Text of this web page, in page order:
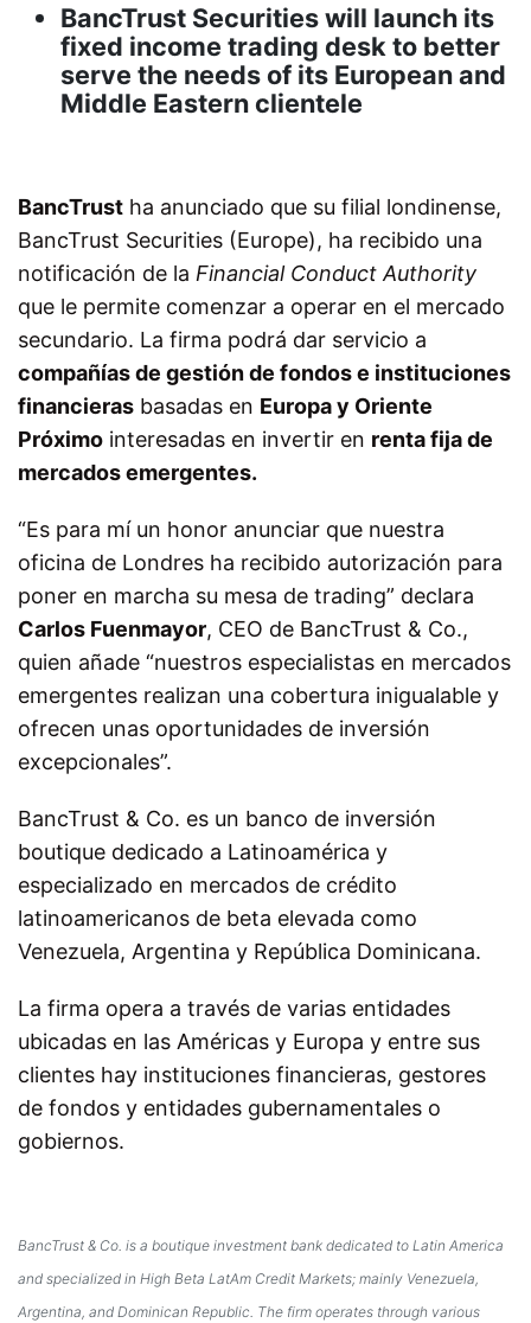
BancTrust Securities will launch its
fixed income trading desk to better
serve the needs of its European and
Middle Eastern clientele
BancTrust ha anunciado que su filial londinense,
BancTrust Securities (Europe), ha recibido una
notificación de la Financial Conduct Authority
que le permite comenzar a operar en el mercado
secundario. La firma podrá dar servicio a
compañías de gestión de fondos e instituciones
financieras basadas en Europa y Oriente
Próximo interesadas en invertir en renta fija de
mercados emergentes.
“Es para mí un honor anunciar que nuestra
oficina de Londres ha recibido autorización para
poner en marcha su mesa de trading” declara
Carlos Fuenmayor, CEO de BancTrust & Co.,
quien añade “nuestros especialistas en mercados
emergentes realizan una cobertura inigualable y
ofrecen unas oportunidades de inversión
excepcionales”.
BancTrust & Co. es un banco de inversión
boutique dedicado a Latinoamérica y
especializado en mercados de crédito
latinoamericanos de beta elevada como
Venezuela, Argentina y República Dominicana.
La firma opera a través de varias entidades
ubicadas en las Américas y Europa y entre sus
clientes hay instituciones financieras, gestores
de fondos y entidades gubernamentales o
gobiernos.
BancTrust & Co. is a boutique investment bank dedicated to Latin America
and specialized in High Beta LatAm Credit Markets; mainly Venezuela,
Argentina, and Dominican Republic. The firm operates through various